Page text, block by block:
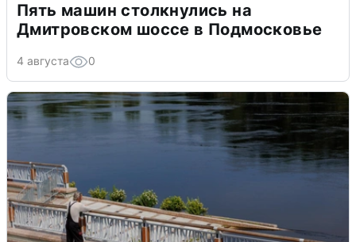
Пять машин столкнулись на
Дмитровском шоссе в Подмосковье
4 августа 0